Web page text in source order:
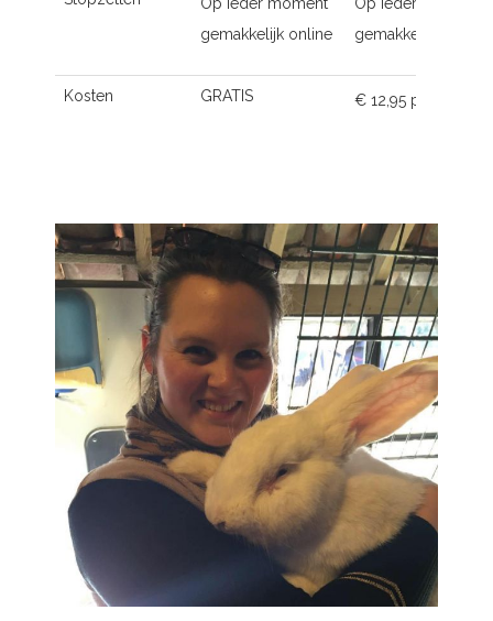
gemakkelijk online
gemakkelijk online
Kosten GRATIS € 12,95 p.m.